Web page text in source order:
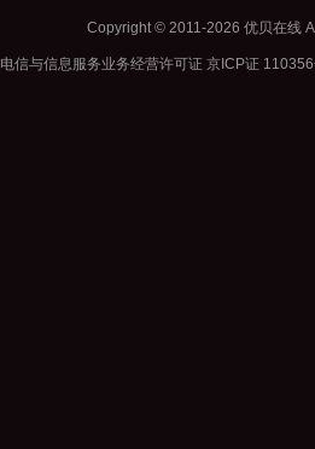
Copyright © 2011-2026 优贝在线
电信与信息服务业务经营许可证 京ICP证